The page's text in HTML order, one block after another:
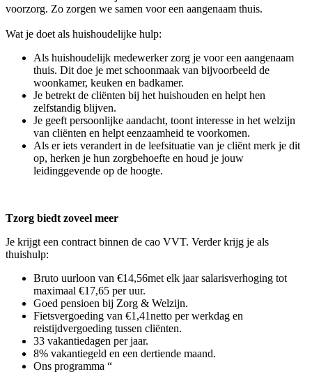
voorzorg. Zo zorgen we samen voor een aangenaam thuis.
Wat je doet als huishoudelijke hulp:
Als huishoudelijk medewerker zorg je voor een aangenaam
thuis. Dit doe je met schoonmaak van bijvoorbeeld de
woonkamer, keuken en badkamer.
Je betrekt de cliënten bij het huishouden en helpt hen
zelfstandig blijven.
Je geeft persoonlijke aandacht, toont interesse in het welzijn
van cliënten en helpt eenzaamheid te voorkomen.
Als er iets verandert in de leefsituatie van je cliënt merk je dit
op, herken je hun zorgbehoefte en houd je jouw
leidinggevende op de hoogte.
Tzorg biedt zoveel meer
Je krijgt een contract binnen de cao VVT. Verder krijg je als
thuishulp:
Bruto uurloon van €14,56met elk jaar salarisverhoging tot
maximaal €17,65 per uur.
Goed pensioen bij Zorg & Welzijn.
Fietsvergoeding van €1,41netto per werkdag en
reistijdvergoeding tussen cliënten.
33 vakantiedagen per jaar.
8% vakantiegeld en een dertiende maand.
Ons programma “